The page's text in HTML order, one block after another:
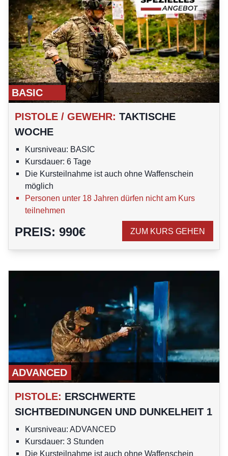
BASIC
PISTOLE / GEWEHR: TAKTISCHE
WOCHE
Kursniveau: BASIC
Kursdauer: 6 Tage
Die Kursteilnahme ist auch ohne Waffenschein
möglich
Personen unter 18 Jahren dürfen nicht am Kurs
teilnehmen
PREIS: 990€ ZUM KURS GEHEN
ADVANCED
PISTOLE: ERSCHWERTE
SICHTBEDINUNGEN UND DUNKELHEIT 1
Kursniveau: ADVANCED
Kursdauer: 3 Stunden
Die Kursteilnahme ist auch ohne Waffenschein